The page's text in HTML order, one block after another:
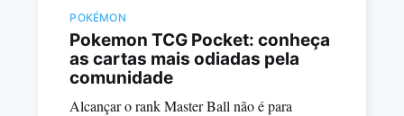
POKÉMON
Pokemon TCG Pocket: conheça
as cartas mais odiadas pela
comunidade
Alcançar o rank Master Ball não é para